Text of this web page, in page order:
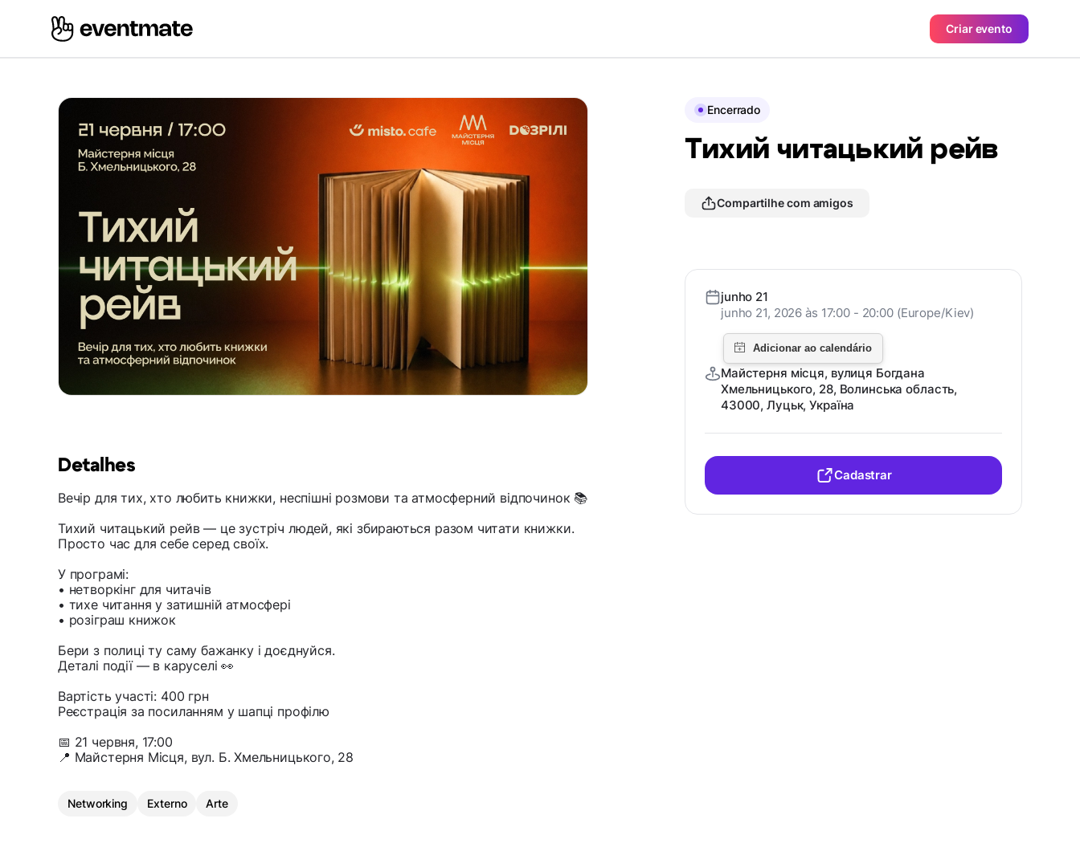
Criar evento
Detalhes
Вечір для тих, хто любить книжки, неспішні розмови та атмосферний відпочинок 📚
Тихий читацький рейв — це зустріч людей, які збираються разом читати книжки.
Просто час для себе серед своїх.
У програмі:
• нетворкінг для читачів
• тихе читання у затишній атмосфері
• розіграш книжок
Бери з полиці ту саму бажанку і доєднуйся.
Деталі події — в каруселі 👀
Вартість участі: 400 грн
Реєстрація за посиланням у шапці профілю
📅 21 червня, 17:00
📍 Майстерня Місця, вул. Б. Хмельницького, 28
Networking Externo Arte
Encerrado
Тихий читацький рейв
Compartilhe com amigos
junho 21
junho 21, 2026 às 17:00 - 20:00 (Europe/Kiev)
Майстерня місця, вулиця Богдана
Хмельницького, 28, Волинська область,
43000, Луцьк, Україна
Cadastrar